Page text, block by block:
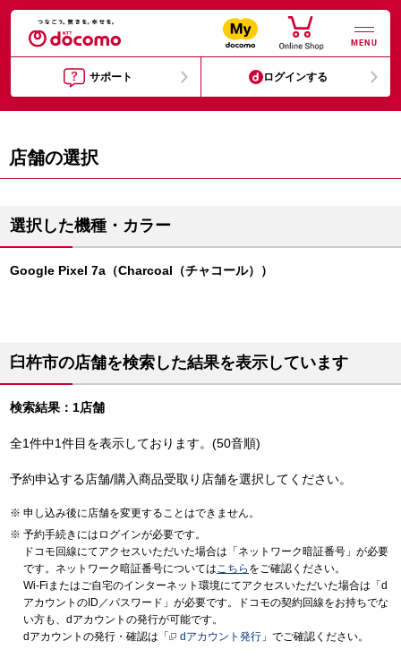
MENU
サポート ログインする
店舗の選択
選択した機種・カラー
Google Pixel 7a（Charcoal（チャコール））
臼杵市の店舗を検索した結果を表示しています
検索結果：1店舗
全1件中1件目を表示しております。(50音順)
予約申込する店舗/購入商品受取り店舗を選択してください。
申し込み後に店舗を変更することはできません。
予約手続きにはログインが必要です。
ドコモ回線にてアクセスいただいた場合は「ネットワーク暗証番号」が必要
です。ネットワーク暗証番号についてはこちら をご確認ください。
Wi-Fiまたはご自宅のインターネット環境にてアクセスいただいた場合は「d
アカウントのID／パスワード」が必要です。ドコモの契約回線をお持ちでな
い方も、dアカウントの発行が可能です。
dアカウントの発行・確認は「
dアカウント発行 」でご確認ください。